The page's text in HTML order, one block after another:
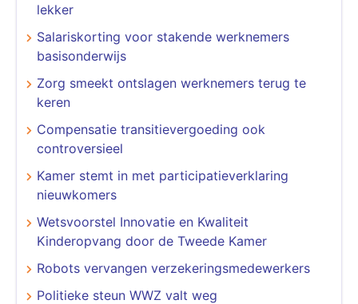
lekker
Salariskorting voor stakende werknemers
basisonderwijs
Zorg smeekt ontslagen werknemers terug te
keren
Compensatie transitievergoeding ook
controversieel
Kamer stemt in met participatieverklaring
nieuwkomers
Wetsvoorstel Innovatie en Kwaliteit
Kinderopvang door de Tweede Kamer
Robots vervangen verzekeringsmedewerkers
Politieke steun WWZ valt weg